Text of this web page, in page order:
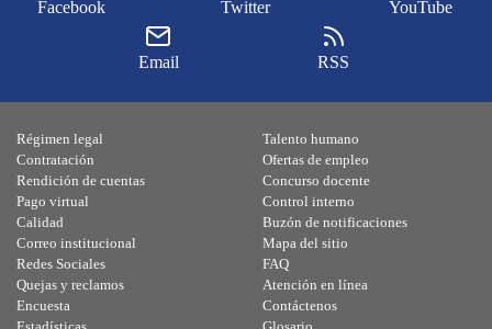
Facebook Twitter YouTube
Email RSS
Régimen legal
Contratación
Rendición de cuentas
Pago virtual
Calidad
Talento humano
Ofertas de empleo
Concurso docente
Control interno
Buzón de notificaciones
Correo institucional
Redes Sociales
Quejas y reclamos
Encuesta
Mapa del sitio
FAQ
Atención en línea
Contáctenos